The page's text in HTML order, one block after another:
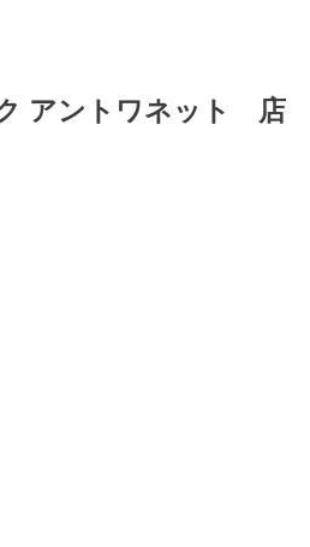
アントワネット 店